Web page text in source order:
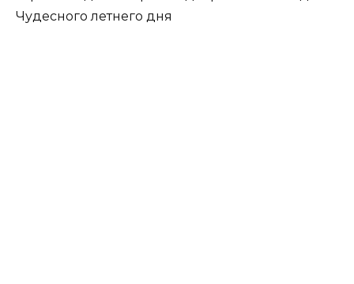
Чудесного летнего дня